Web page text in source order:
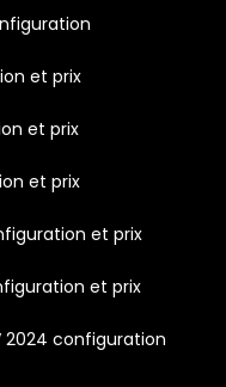
et prix
et prix
et prix
et prix
et prix
2024 configuration